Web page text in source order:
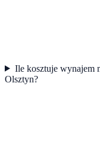
Ile kosztuje wynajem
Olsztyn?